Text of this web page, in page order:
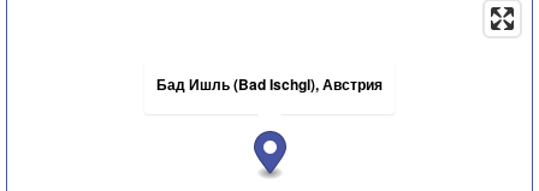
Бад Ишль (Bad Ischgl), Австрия